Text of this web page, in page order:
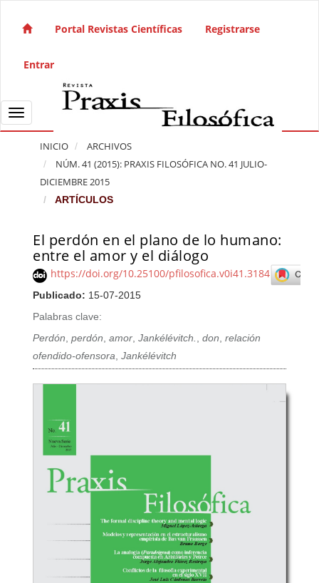
Navegación principal
Barra lateral
Portal Revistas Científicas Registrarse
Entrar
Toggle navigation
INICIO
ARCHIVOS
NÚM. 41 (2015): PRAXIS FILOSÓFICA NO. 41 JULIO-
DICIEMBRE 2015
ARTÍCULOS
El perdón en el plano de lo humano:
entre el amor y el diálogo
https://doi.org/10.25100/pfilosofica.v0i41.3184
Publicado: 15-07-2015
Palabras clave:
Perdón,perdón,amor,Jankélévitch.,don,relación
ofendido-ofensora,Jankélévitch
Barra lateral del artículo